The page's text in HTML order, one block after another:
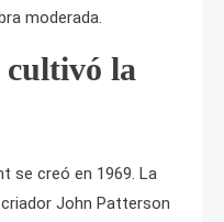
moderada.
cultivó la
se creó en 1969. La
John Patterson